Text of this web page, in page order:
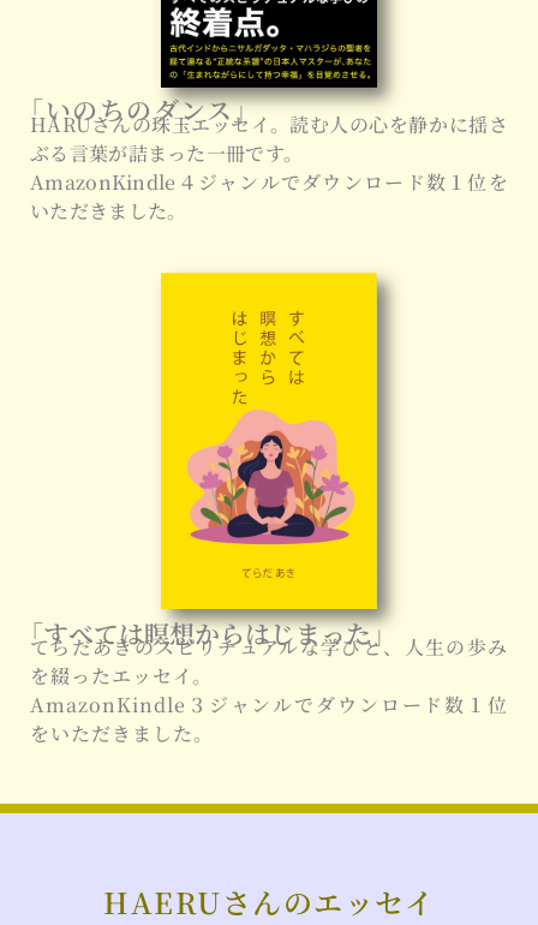
「いのちのダンス」
HARUさんの珠玉エッセイ。読む人の心を静かに揺さ
ぶる言葉が詰まった一冊です。
AmazonKindle４ジャンルでダウンロード数１位を
いただきました。
「すべては瞑想からはじまった」
てらだあきのスピリチュアルな学びと、人生の歩み
を綴ったエッセイ。
AmazonKindle３ジャンルでダウンロード数１位
をいただきました。
HAERUさんのエッセイ